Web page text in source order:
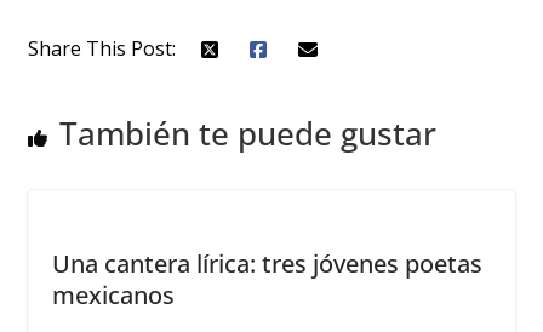
Share This Post:
También te puede gustar
Una cantera lírica: tres jóvenes poetas
mexicanos